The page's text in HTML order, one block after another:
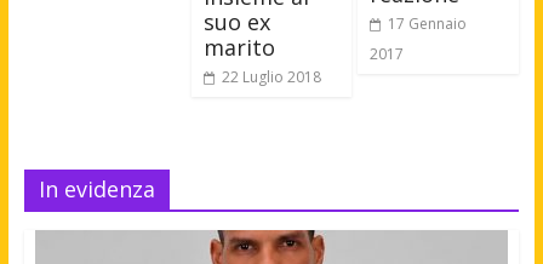
suo ex
marito
22 Luglio 2018
17 Gennaio
2017
In evidenza